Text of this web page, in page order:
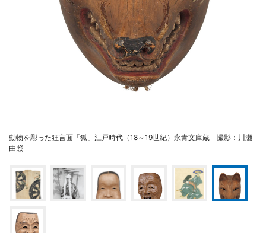
動物を彫った狂言面「狐」江戸時代（18～19世紀）永青文庫蔵 撮影：川瀬
由照